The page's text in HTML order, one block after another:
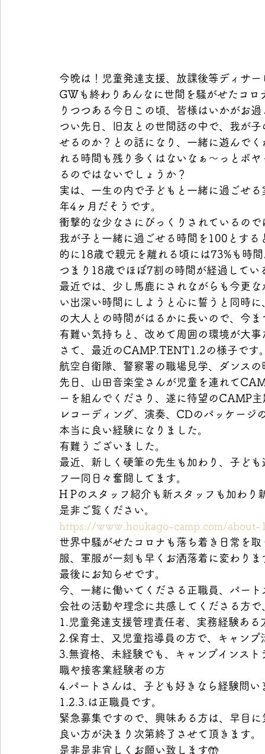
今晩は！児童発達支援、放課後等ディサ
GWも終わりあんなに世間を騒がせたコ
りつつある今日この頃、皆様はいかがお
つい先日、旧友との世間話の中で、我が
せるのか？との話になり、一緒に遊んで
れる時間も残り多くはないなぁ〜っとボ
るのではないでしょうか？
実は、一生の内で子どもと一緒に過ごせ
年4ヶ月だそうです。
衝撃的な少なさにびっくりされているの
我が子と一緒に過ごせる時間を100とする
的に18歳で親元を離れる頃には73%も時
つまり18歳でほぼ7割の時間が経過して
最近では、少し馬鹿にされながらも今更
い出深い時間にしようと心に誓うと同時
の大人との時間がはるかに長いので、今
有難い気持ちと、改めて周囲の環境が大
さて、最近のCAMP.TENT1.2の様子です
航空自衛隊、警察署の職場見学、ダンス
先日、山田音楽堂さんが児童を連れて
ーを組んでくださり、遂に待望のCAMP
レコーディング、演奏、CDのパッケージ
本当に良い経験になりました。
有難うございました。
最近、新しく硬筆の先生も加わり、子ど
フ一同日々奮闘してます。
H Pのスタッフ紹介も新スタッフも加わり
是非ご覧ください。
https://www.houkago-camp.com/about-
世界中騒がせたコロナも落ち着き日常を
服、軍服が一刻も早くお洒落着に変わり
最後にお知らせです。
今、一緒に働いてくださる正職員、パー
会社の活動や理念に共感してくださる方で
1.児童発達支援管理責任者、実務経験ある
2.保育士、又児童指導員の方で、キャン
3.無資格、未経験でも、キャンプインス
職や接客業経験者の方
4.パートさんは、子ども好きなら経験問い
1.2.3.は正職員です。
緊急募集ですので、興味ある方は、早目
良い方が決まり次第終了させて頂きます。
是非是非宜しくお願い致します🤲